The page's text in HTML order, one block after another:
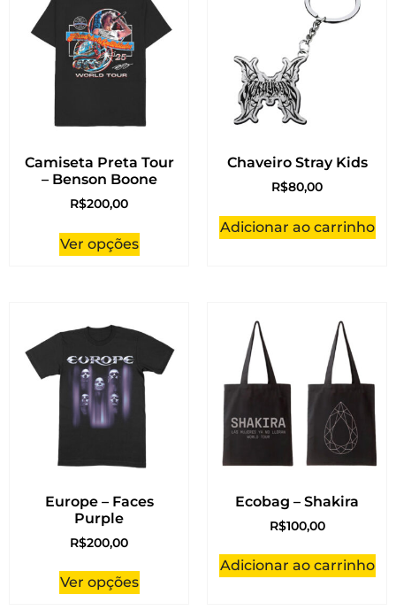
Camiseta Preta Tour
– Benson Boone
R$200,00
Ver opções
Chaveiro Stray Kids
R$80,00
Adicionar ao carrinho
Europe – Faces
Purple
R$200,00
Ver opções
Ecobag – Shakira
R$100,00
Adicionar ao carrinho